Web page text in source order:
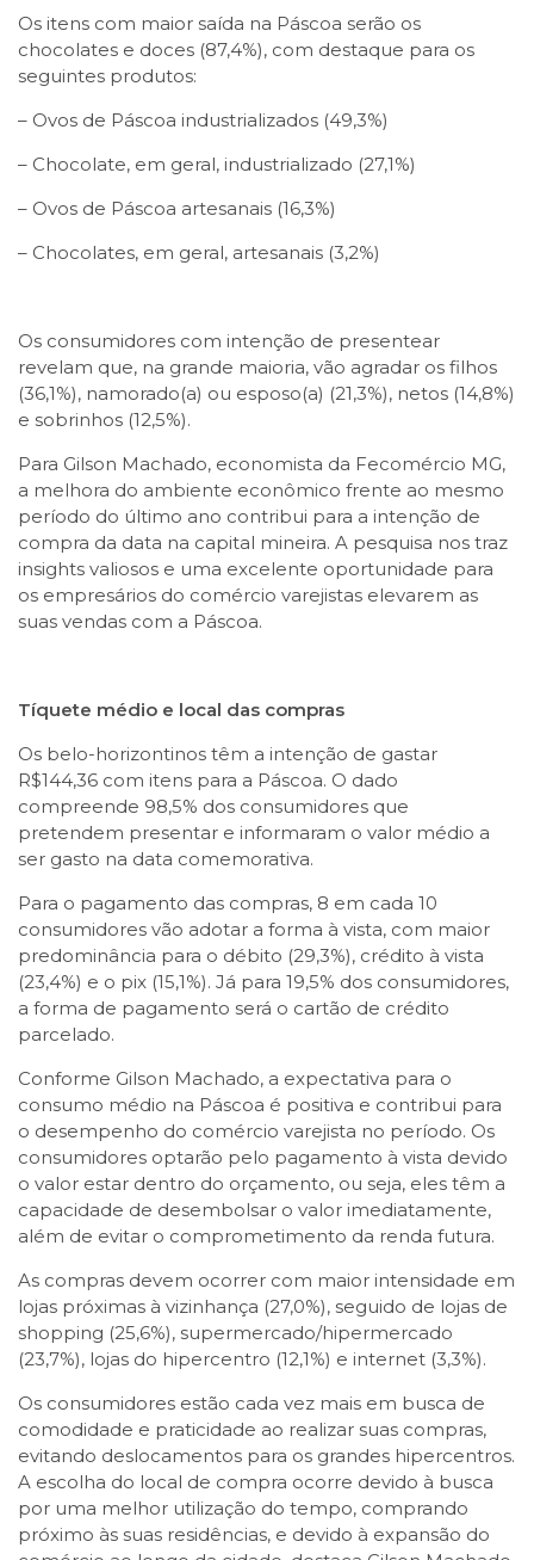
Os itens com maior saída na Páscoa serão os
chocolates e doces (87,4%), com destaque para os
seguintes produtos:
– Ovos de Páscoa industrializados (49,3%)
– Chocolate, em geral, industrializado (27,1%)
– Ovos de Páscoa artesanais (16,3%)
– Chocolates, em geral, artesanais (3,2%)
Os consumidores com intenção de presentear
revelam que, na grande maioria, vão agradar os filhos
(36,1%), namorado(a) ou esposo(a) (21,3%), netos (14,8%)
e sobrinhos (12,5%).
Para Gilson Machado, economista da Fecomércio MG,
a melhora do ambiente econômico frente ao mesmo
período do último ano contribui para a intenção de
compra da data na capital mineira. A pesquisa nos traz
insights valiosos e uma excelente oportunidade para
os empresários do comércio varejistas elevarem as
suas vendas com a Páscoa.
Tíquete médio e local das compras
Os belo-horizontinos têm a intenção de gastar
R$144,36 com itens para a Páscoa. O dado
compreende 98,5% dos consumidores que
pretendem presentar e informaram o valor médio a
ser gasto na data comemorativa.
Para o pagamento das compras, 8 em cada 10
consumidores vão adotar a forma à vista, com maior
predominância para o débito (29,3%), crédito à vista
(23,4%) e o pix (15,1%). Já para 19,5% dos consumidores,
a forma de pagamento será o cartão de crédito
parcelado.
Conforme Gilson Machado, a expectativa para o
consumo médio na Páscoa é positiva e contribui para
o desempenho do comércio varejista no período. Os
consumidores optarão pelo pagamento à vista devido
o valor estar dentro do orçamento, ou seja, eles têm a
capacidade de desembolsar o valor imediatamente,
além de evitar o comprometimento da renda futura.
As compras devem ocorrer com maior intensidade em
lojas próximas à vizinhança (27,0%), seguido de lojas de
shopping (25,6%), supermercado/hipermercado
(23,7%), lojas do hipercentro (12,1%) e internet (3,3%).
Os consumidores estão cada vez mais em busca de
comodidade e praticidade ao realizar suas compras,
evitando deslocamentos para os grandes hipercentros.
A escolha do local de compra ocorre devido à busca
por uma melhor utilização do tempo, comprando
próximo às suas residências, e devido à expansão do